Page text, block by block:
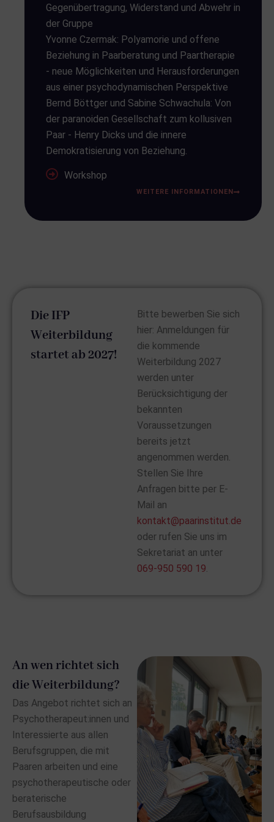
Gegenübertragung, Widerstand und Abwehr in
der Gruppe
Yvonne Czermak: Polyamorie und offene
Beziehung in Paarberatung und Paartherapie
- neue Möglichkeiten und Herausforderungen
aus einer psychodynamischen Perspektive
Bernd Böttger und Sabine Schwachula: Von
der paranoiden Gesellschaft zum kollusiven
Paar - Henry Dicks und die innere
Demokratisierung von Beziehung.
Workshop
WEITERE INFORMATIONEN
Die IFP
Weiterbildung
startet ab 2027!
Bitte bewerben Sie sich
hier: Anmeldungen für
die kommende
Weiterbildung 2027
werden unter
Berücksichtigung der
bekannten
Voraussetzungen
bereits jetzt
angenommen werden.
Stellen Sie Ihre
Anfragen bitte per E-
Mail an
kontakt@paarinstitut.de
oder rufen Sie uns im
Sekretariat an unter
069-950 590 19.
An wen richtet sich
die Weiterbildung?
Das Angebot richtet sich an
Psychotherapeut:innen und
Interessierte aus allen
Berufsgruppen, die mit
Paaren arbeiten und eine
psychotherapeutische oder
beraterische
Berufsausbildung